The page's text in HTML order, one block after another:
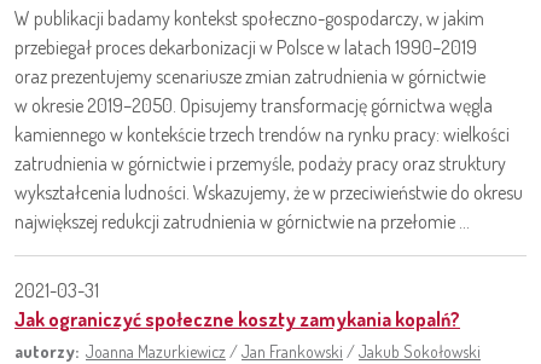
W publikacji badamy kontekst społeczno-gospodarczy, w jakim
przebiegał proces dekarbonizacji w Polsce w latach 1990–2019
oraz prezentujemy scenariusze zmian zatrudnienia w górnictwie
w okresie 2019–2050. Opisujemy transformację górnictwa węgla
kamiennego w kontekście trzech trendów na rynku pracy: wielkości
zatrudnienia w górnictwie i przemyśle, podaży pracy oraz struktury
wykształcenia ludności. Wskazujemy, że w przeciwieństwie do okresu
największej redukcji zatrudnienia w górnictwie na przełomie ...
2021-03-31
Jak ograniczyć społeczne koszty zamykania kopalń?
autorzy: Joanna Mazurkiewicz /Jan Frankowski /Jakub Sokołowski